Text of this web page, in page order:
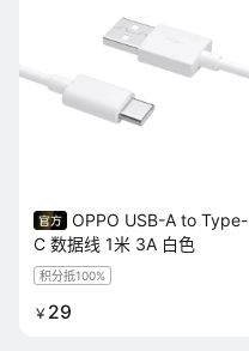
OPPO USB-A to Type-
C 数据线 1米 3A 白色
积分抵100%
￥ 29